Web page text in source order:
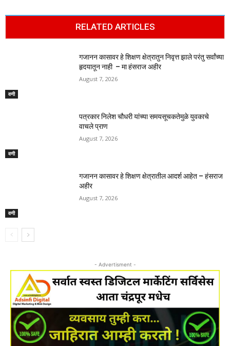
RELATED ARTICLES
वणी
गजानन कासावर हे शिक्षण क्षेत्रातुन निवृत्त झाले परंतु सर्वांच्या
हृदयातून नाही – मा हंसराज अहीर
August 7, 2026
वणी
पत्रकार निलेश चौधरी यांच्या समयसूचकतेमुळे युवकाचे
वाचले प्राण
August 7, 2026
वणी
गजानन कासावर हे शिक्षण क्षेत्रातील आदर्श आहेत – हंसराज
अहीर
August 7, 2026
- Advertisment -